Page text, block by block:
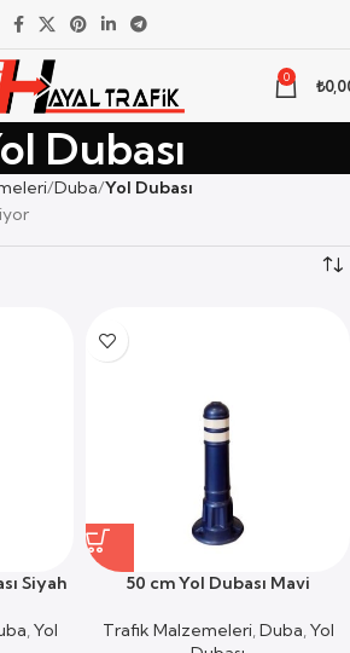
0 ₺
Dubası
Duba Yol Dubası
Siyah
,Yol
50 cm Yol Dubası Mavi
Trafik Malzemeleri,Duba,Yol